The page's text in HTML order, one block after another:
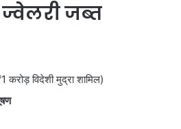
जब्त
विदेशी मुद्रा शामिल)